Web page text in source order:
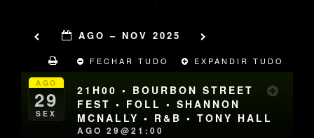
AGO – NOV 2025
FECHAR TUDO EXPANDIR TUDO
AGO
29
SEX
21H00 • BOURBON STREET
FEST • FOLL • SHANNON
MCNALLY • R&B • TONY HALL
AGO 29@21:00